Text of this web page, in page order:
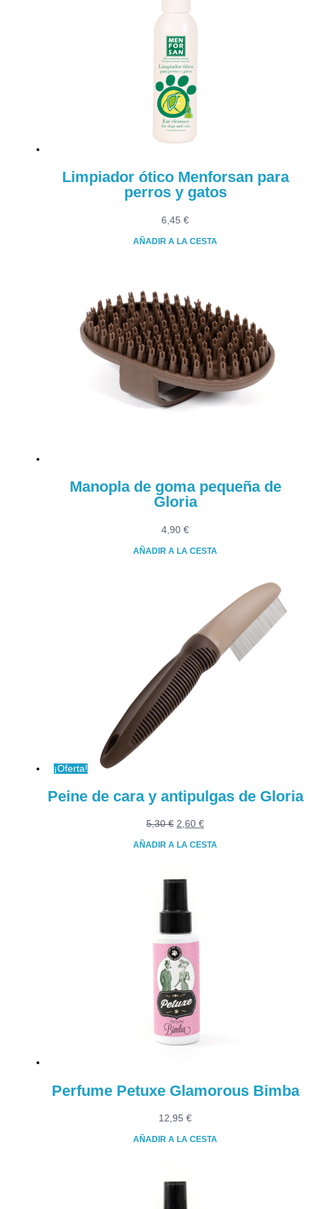
Limpiador ótico Menforsan para
perros y gatos
6,45 €
AÑADIR A LA CESTA
Manopla de goma pequeña de
Gloria
4,90 €
AÑADIR A LA CESTA
¡Oferta!
Peine de cara y antipulgas de Gloria
5,30€ El
5,30 €.
2,60 €El
AÑADIR A LA CESTA
Perfume Petuxe Glamorous Bimba
12,95 €
AÑADIR A LA CESTA